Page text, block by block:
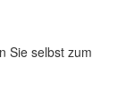
Sie selbst zum